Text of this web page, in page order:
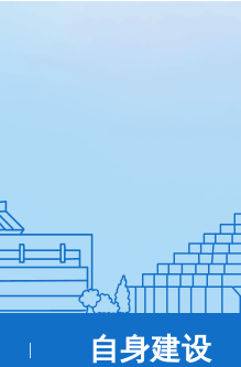
| 自身建设